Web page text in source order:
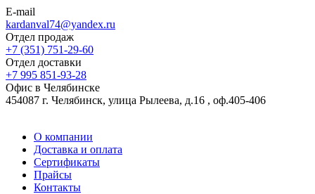
E-mail
kardanval74@yandex.ru
Отдел продаж
+7 (351) 751-29-60
Отдел доставки
+7 995 851-93-28
Офис в Челябинске
454087 г. Челябинск, улица Рылеева, д.16 , оф.405-406
О компании
Доставка и оплата
Сертификаты
Прайсы
Контакты